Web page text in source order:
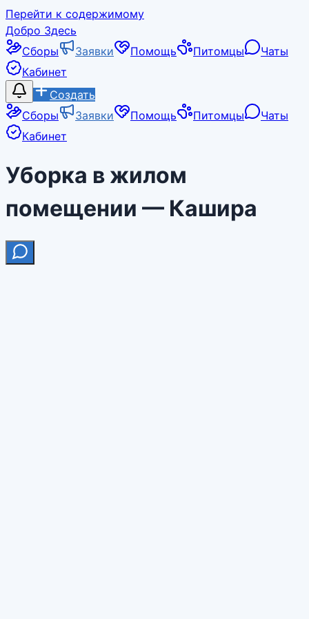
Перейти к содержимому
Добро Здесь
Сборы
Заявки Помощь Питомцы
Чаты
Кабинет
Создать
Сборы
Заявки Помощь Питомцы
Чаты
Кабинет
Уборка в жилом
помещении — Кашира